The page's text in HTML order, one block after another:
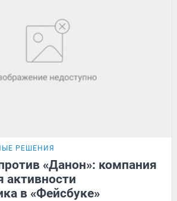
РЕШЕНИЯ
«Данон»: компания
активности
в «Фейсбуке»